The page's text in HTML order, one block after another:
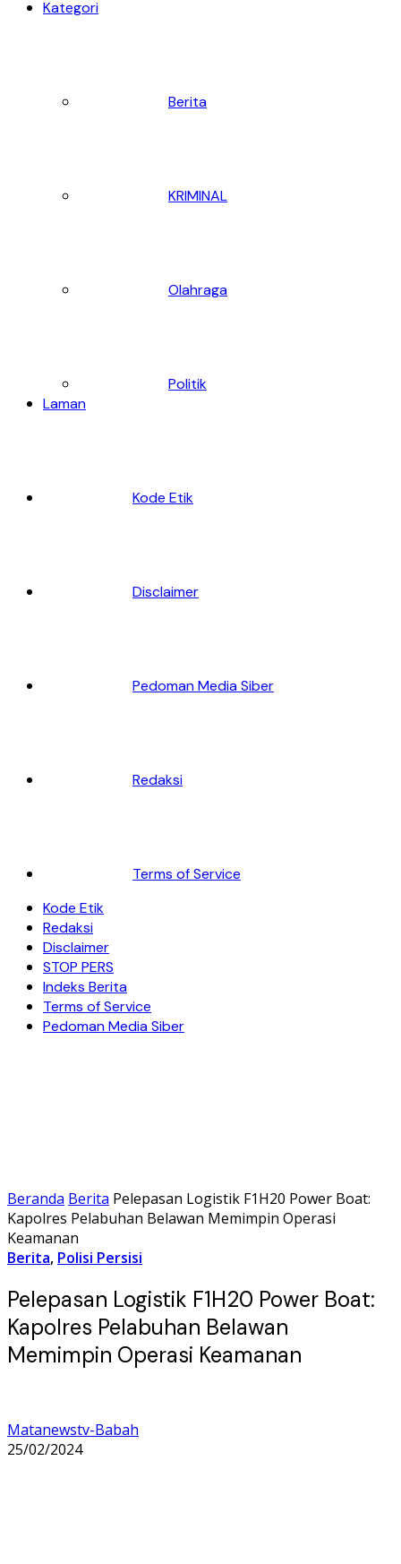
Kategori
Berita
KRIMINAL
Olahraga
Politik
Laman
Kode Etik
Disclaimer
Pedoman Media Siber
Redaksi
Terms of Service
Kode Etik
Redaksi
Disclaimer
STOP PERS
Indeks Berita
Terms of Service
Pedoman Media Siber
Beranda Berita Pelepasan Logistik F1H20 Power Boat:
Kapolres Pelabuhan Belawan Memimpin Operasi
Keamanan
Berita, Polisi Persisi
Pelepasan Logistik F1H20 Power Boat:
Kapolres Pelabuhan Belawan
Memimpin Operasi Keamanan
Matanewstv-Babah
25/02/2024